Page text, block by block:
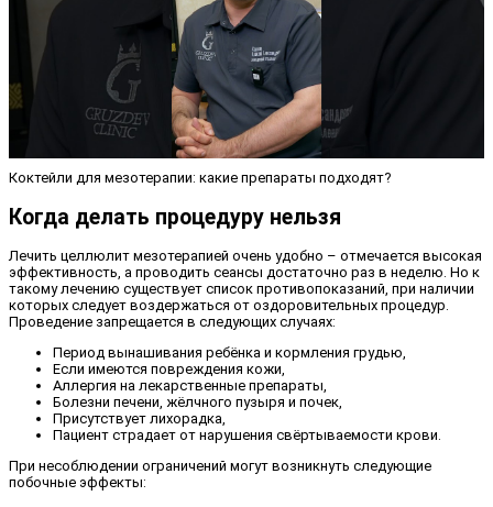
Коктейли для мезотерапии: какие препараты подходят?
Когда делать процедуру нельзя
Лечить целлюлит мезотерапией очень удобно – отмечается высокая
эффективность, а проводить сеансы достаточно раз в неделю. Но к
такому лечению существует список противопоказаний, при наличии
которых следует воздержаться от оздоровительных процедур.
Проведение запрещается в следующих случаях:
Период вынашивания ребёнка и кормления грудью,
Если имеются повреждения кожи,
Аллергия на лекарственные препараты,
Болезни печени, жёлчного пузыря и почек,
Присутствует лихорадка,
Пациент страдает от нарушения свёртываемости крови.
При несоблюдении ограничений могут возникнуть следующие
побочные эффекты: